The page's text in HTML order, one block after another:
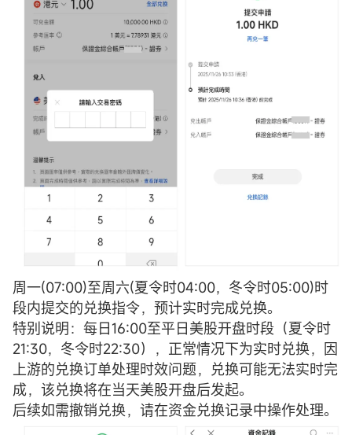
周一(07:00)至周六(夏令时04:00，冬令时05:00)时
段内提交的兑换指令，预计实时完成兑换。
特别说明：每日16:00至平日美股开盘时段（夏令时
21:30，冬令时22:30），正常情况下为实时兑换，因
上游的兑换订单处理时效问题，兑换可能无法实时完
成，该兑换将在当天美股开盘后发起。
后续如需撤销兑换，请在资金兑换记录中操作处理。